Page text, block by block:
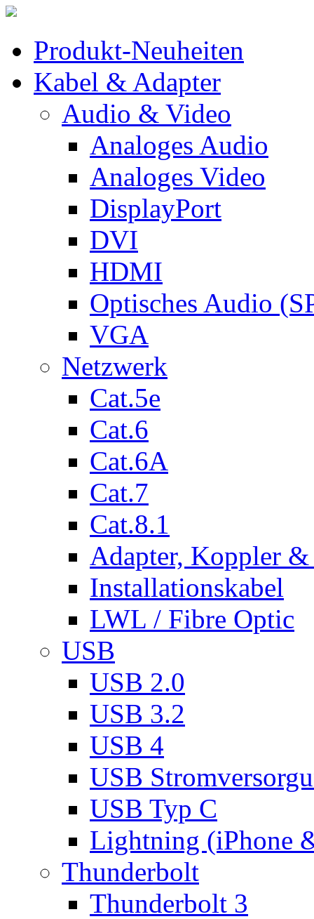
Produkt-Neuheiten
Kabel & Adapter
Audio & Video
Analoges Audio
Analoges Video
DisplayPort
DVI
HDMI
Optisches Audio
VGA
Netzwerk
Cat.5e
Cat.6
Cat.6A
Cat.7
Cat.8.1
Adapter, Koppler &
Installationskabel
LWL / Fibre Optic
USB
USB 2.0
USB 3.2
USB 4
USB
USB Typ C
Lightning (iPhone
Thunderbolt
Thunderbolt 3